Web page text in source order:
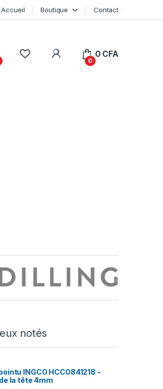
Accueil Boutique Contact
My Account
0
0 CFA
notés
INGCO HCC0841218 -
la tête 4mm